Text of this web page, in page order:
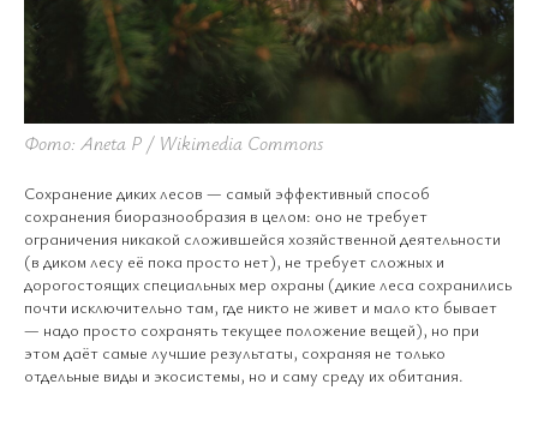
Фото: Aneta P / Wikimedia Commons
Сохранение диких лесов — самый эффективный способ
сохранения биоразнообразия в целом: оно не требует
ограничения никакой сложившейся хозяйственной деятельности
(в диком лесу её пока просто нет), не требует сложных и
дорогостоящих специальных мер охраны (дикие леса сохранились
почти исключительно там, где никто не живет и мало кто бывает
— надо просто сохранять текущее положение вещей), но при
этом даёт самые лучшие результаты, сохраняя не только
отдельные виды и экосистемы, но и саму среду их обитания.